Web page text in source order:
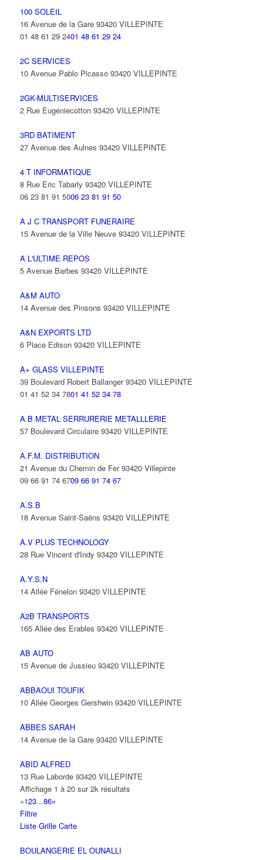
100 SOLEIL
16 Avenue de la Gare 93420 VILLEPINTE
01 48 61 29 2401 48 61 29 24
2C SERVICES
10 Avenue Pablo Picasso 93420 VILLEPINTE
2GK-MULTISERVICES
2 Rue Eugéniecotton 93420 VILLEPINTE
3RD BATIMENT
27 Avenue des Aulnes 93420 VILLEPINTE
4 T INFORMATIQUE
8 Rue Eric Tabarly 93420 VILLEPINTE
06 23 81 91 5006 23 81 91 50
A J C TRANSPORT FUNERAIRE
15 Avenue de la Ville Neuve 93420 VILLEPINTE
A L'ULTIME REPOS
5 Avenue Barbes 93420 VILLEPINTE
A&M AUTO
14 Avenue des Pinsons 93420 VILLEPINTE
A&N EXPORTS LTD
6 Place Edison 93420 VILLEPINTE
A+ GLASS VILLEPINTE
39 Boulevard Robert Ballanger 93420 VILLEPINTE
01 41 52 34 7801 41 52 34 78
A.B METAL SERRURERIE METALLLERIE
57 Boulevard Circulaire 93420 VILLEPINTE
A.F.M. DISTRIBUTION
21 Avenue du Chemin de Fer 93420 Villepinte
09 66 91 74 6709 66 91 74 67
A.S.B
18 Avenue Saint-Saëns 93420 VILLEPINTE
A.V PLUS TECHNOLOGY
28 Rue Vincent d'Indy 93420 VILLEPINTE
A.Y.S.N
14 Allée Fénelon 93420 VILLEPINTE
A2B TRANSPORTS
165 Allée des Erables 93420 VILLEPINTE
AB AUTO
15 Avenue de Jussieu 93420 VILLEPINTE
ABBAOUI TOUFIK
10 Allée Georges Gershwin 93420 VILLEPINTE
ABBES SARAH
14 Avenue de la Gare 93420 VILLEPINTE
ABID ALFRED
13 Rue Laborde 93420 VILLEPINTE
Affichage 1 à 20 sur 2k résultats
«123...86»
Filtre
Liste Grille Carte
BOULANGERIE EL OUNALLI